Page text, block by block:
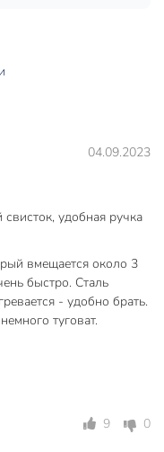
аксессуаром для
капсульным дном
плит, а также
и
особого ухода
чайник Daniks
использования.
чаепитий или приёма
04.09.2023
удобная ручка
вмещается около 3
быстро. Сталь
- удобно брать.
туговат.
9 0